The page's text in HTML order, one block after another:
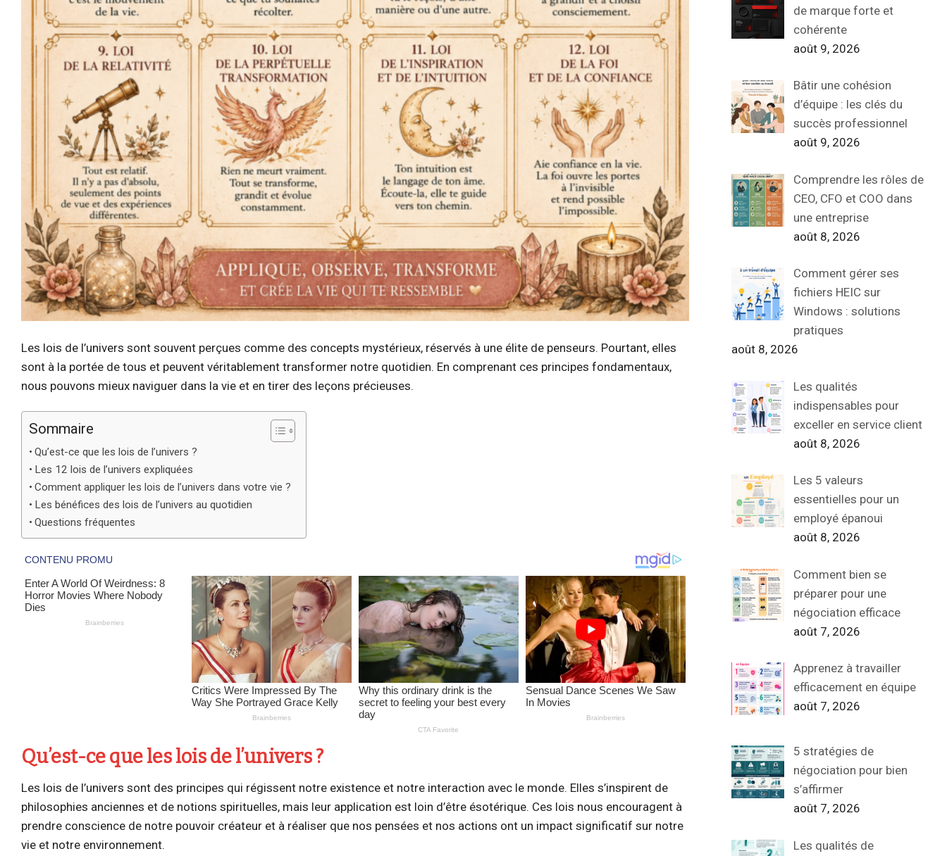
Les lois de l’univers sont souvent perçues comme des concepts mystérieux, réservés à une élite de penseurs. Pourtant, elles
sont à la portée de tous et peuvent véritablement transformer notre quotidien. En comprenant ces principes fondamentaux,
nous pouvons mieux naviguer dans la vie et en tirer des leçons précieuses.
Sommaire
Qu’est-ce que les lois de l’univers ?
Les 12 lois de l’univers expliquées
Comment appliquer les lois de l’univers dans votre vie ?
Les bénéfices des lois de l’univers au quotidien
Questions fréquentes
Qu’est-ce que les lois de l’univers ?
Les lois de l’univers sont des principes qui régissent notre existence et notre interaction avec le monde. Elles s’inspirent de
philosophies anciennes et de notions spirituelles, mais leur application est loin d’être ésotérique. Ces lois nous encouragent à
prendre conscience de notre pouvoir créateur et à réaliser que nos pensées et nos actions ont un impact significatif sur notre
vie et notre environnement.
de marque forte et
cohérente
août 9, 2026
Bâtir une cohésion
d’équipe : les clés du
succès professionnel
août 9, 2026
Comprendre les rôles de
CEO, CFO et COO dans
une entreprise
août 8, 2026
Comment gérer ses
fichiers HEIC sur
Windows : solutions
pratiques
août 8, 2026
Les qualités
indispensables pour
exceller en service client
août 8, 2026
Les 5 valeurs
essentielles pour un
employé épanoui
août 8, 2026
Comment bien se
préparer pour une
négociation efficace
août 7, 2026
Apprenez à travailler
efficacement en équipe
août 7, 2026
5 stratégies de
négociation pour bien
s’affirmer
août 7, 2026
Les qualités de